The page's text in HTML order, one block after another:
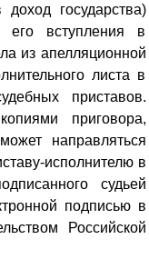
государства)
вступления в
из апелляционной
листа в
приставов.
приговора,
направляться
исполнителю в
судьей
подписью в
Российской